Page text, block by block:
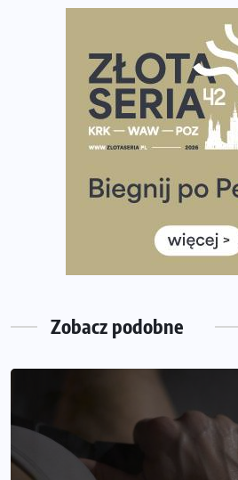
Największy Bieg Powstania
Ponad 12 tysięcy uczestników
Tętno vs tempo – czym kierować
Co ma dużo białka? Produkty,
Rozbiegany Olsztyn szykuje się na
Już w tę sobotę 35. Bieg
Wystartuje rekordowa liczba
35. Bieg Powstania
poradnik przed startem
Zobacz podobne